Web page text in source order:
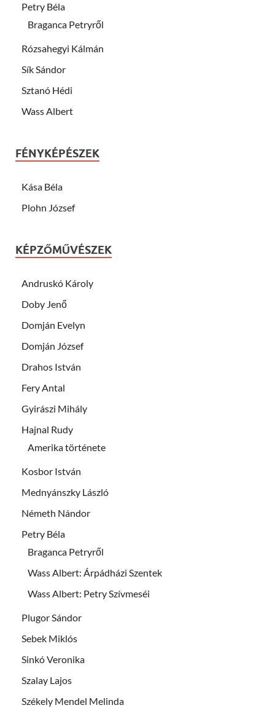
Petry Béla
Braganca Petryről
Rózsahegyi Kálmán
Sík Sándor
Sztanó Hédi
Wass Albert
FÉNYKÉPÉSZEK
Kása Béla
Plohn József
KÉPZŐMŰVÉSZEK
Andruskó Károly
Doby Jenő
Domján Evelyn
Domján József
Drahos István
Fery Antal
Gyirászi Mihály
Hajnal Rudy
Amerika története
Kosbor István
Mednyánszky László
Németh Nándor
Petry Béla
Braganca Petryről
Wass Albert: Árpádházi Szentek
Wass Albert: Petry Szívmeséi
Plugor Sándor
Sebek Miklós
Sinkó Veronika
Szalay Lajos
Székely Mendel Melinda